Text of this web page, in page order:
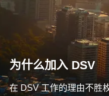
为什么加入 DSV
在 DSV 工作的理由不胜